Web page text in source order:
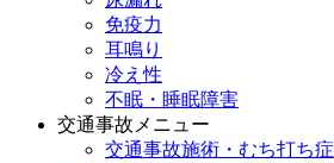
免疫力
耳鳴り
冷え性
不眠・睡眠障害
交通事故メニュー
交通事故施術・むち打ち症